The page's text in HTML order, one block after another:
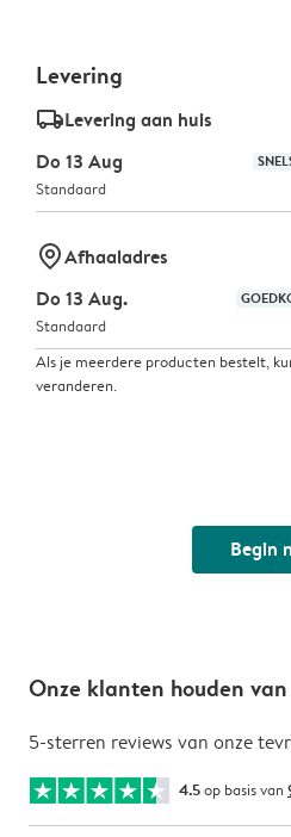
Levering
delivery_standard_v2Levering aan huis
Do 13 Aug
Standaard
marker-pinAfhaaladres
Do 13 Aug.
Standaard
Als je meerdere producten bestelt,
veranderen.
Begin
Onze klanten houden
5-sterren reviews van onze
4.5op basis van